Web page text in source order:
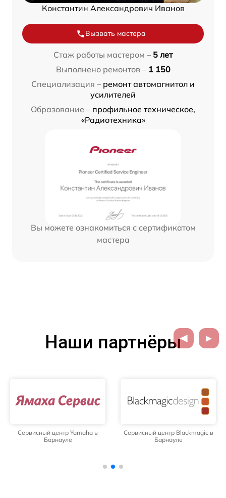
Константин Александрович Иванов
Вызвать мастера
Стаж работы мастером – 5 лет
Выполнено ремонтов – 1 150
Специализация – ремонт автомагнитол и
усилителей
Образование – профильное техническое,
«Радиотехника»
Вы можете ознакомиться с сертификатом
мастера
Наши партнёры
Сервисный центр Yamaha в
Барнауле
Сервисный центр Blackmagic в
Барнауле